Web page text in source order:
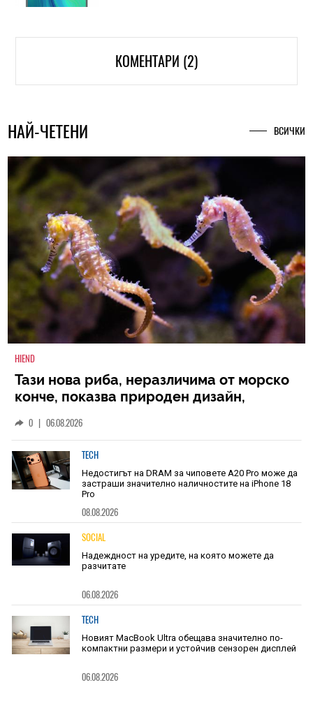
КОМЕНТАРИ (2)
НАЙ-ЧЕТЕНИ ВСИЧКИ
HIEND
Тази нова риба, неразличима от морско
конче, показва природен дизайн,
0 | 06.08.2026
TECH
Недостигът на DRAM за чиповете A20 Pro може да
застраши значително наличностите на iPhone 18
Pro
08.08.2026
SOCIAL
Надеждност на уредите, на която можете да
разчитате
06.08.2026
TECH
Новият MacBook Ultra обещава значително по-
компактни размери и устойчив сензорен дисплей
06.08.2026